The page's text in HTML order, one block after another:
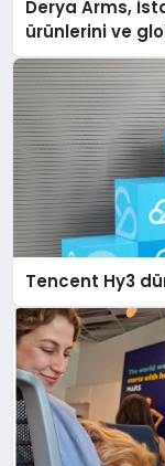
Derya Arms,
ürünlerini ve
Tencent Hy3